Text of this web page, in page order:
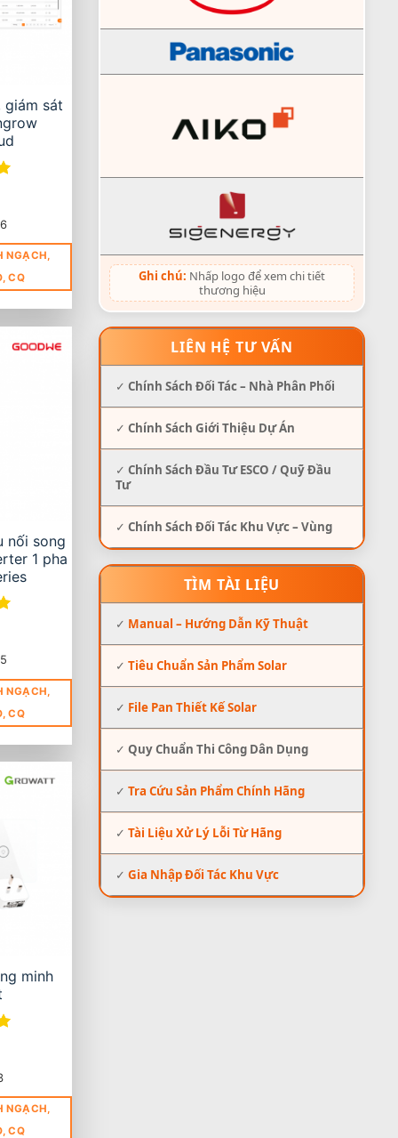
giám sát
NGẠCH,
CQ
nối song
1 pha
NGẠCH,
CQ
minh
NGẠCH,
CQ
Ghi chú: Nhấp logo để xem chi tiết
thương hiệu
LIÊN HỆ TƯ VẤN
✓ Chính Sách Đối Tác – Nhà Phân Phối
✓ Chính Sách Giới Thiệu Dự Án
✓ Chính Sách Đầu Tư ESCO / Quỹ Đầu
Tư
✓ Chính Sách Đối Tác Khu Vực – Vùng
TÌM TÀI LIỆU
✓ Manual – Hướng Dẫn Kỹ Thuật
✓ Tiêu Chuẩn Sản Phẩm Solar
✓ File Pan Thiết Kế Solar
✓ Quy Chuẩn Thi Công Dân Dụng
✓ Tra Cứu Sản Phẩm Chính Hãng
✓ Tài Liệu Xử Lý Lỗi Từ Hãng
✓ Gia Nhập Đối Tác Khu Vực